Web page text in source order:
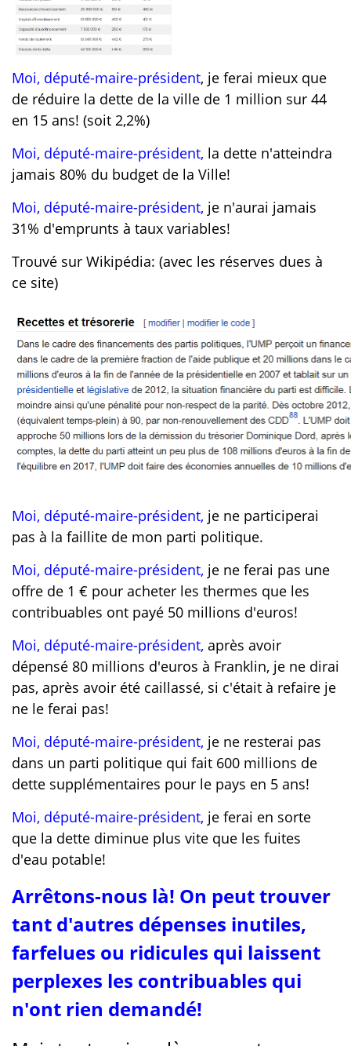
Moi, député-maire-président, je ferai mieux que
de réduire la dette de la ville de 1 million sur 44
en 15 ans! (soit 2,2%)
Moi, député-maire-président, la dette n'atteindra
jamais 80% du budget de la Ville!
Moi, député-maire-président, je n'aurai jamais
31% d'emprunts à taux variables!
Trouvé sur Wikipédia: (avec les réserves dues à
ce site)
Moi, député-maire-président, je ne participerai
pas à la faillite de mon parti politique.
Moi, député-maire-président, je ne ferai pas une
offre de 1 € pour acheter les thermes que les
contribuables ont payé 50 millions d'euros!
Moi, député-maire-président, après avoir
dépensé 80 millions d'euros à Franklin, je ne dirai
pas, après avoir été caillassé, si c'était à refaire je
ne le ferai pas!
Moi, député-maire-président, je ne resterai pas
dans un parti politique qui fait 600 millions de
dette supplémentaires pour le pays en 5 ans!
Moi, député-maire-président, je ferai en sorte
que la dette diminue plus vite que les fuites
d'eau potable!
Arrêtons-nous là! On peut trouver
tant d'autres dépenses inutiles,
farfelues ou ridicules qui laissent
perplexes les contribuables qui
n'ont rien demandé!